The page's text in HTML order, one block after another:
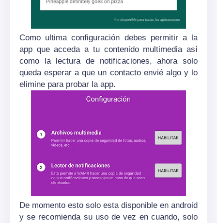
Como ultima configuración debes permitir a la
app que acceda a tu contenido multimedia así
como la lectura de notificaciones, ahora solo
queda esperar a que un contacto envié algo y lo
elimine para probar la app.
De momento esto solo esta disponible en android
y se recomienda su uso de vez en cuando, solo